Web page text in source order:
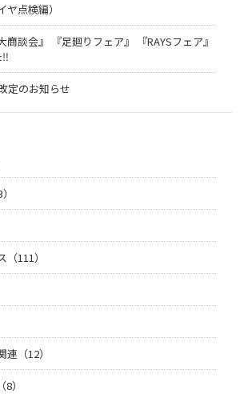
点検編）
商談会』 『足廻りフェア』 『RAYSフェア』
定のお知らせ
111）
（12）
）